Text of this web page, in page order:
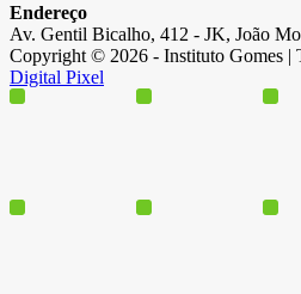
Endereço
Av. Gentil Bicalho, 412 - JK, João
Copyright © 2026 - Instituto Gomes |
Digital Pixel